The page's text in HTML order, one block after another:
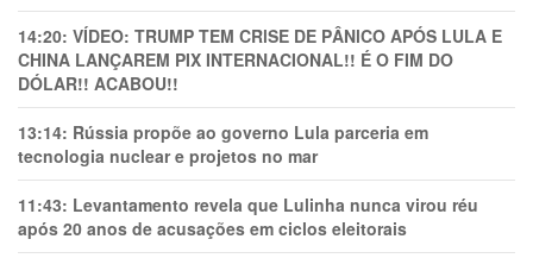
14:20: VÍDEO: TRUMP TEM CRlSE DE PÂNlCO APÓS LULA E
CHINA LANÇAREM PIX INTERNACIONAL!! É O FIM DO
DÓLAR!! ACABOU!!
13:14: Rússia propõe ao governo Lula parceria em
tecnologia nuclear e projetos no mar
11:43: Levantamento revela que Lulinha nunca virou réu
após 20 anos de acusações em ciclos eleitorais